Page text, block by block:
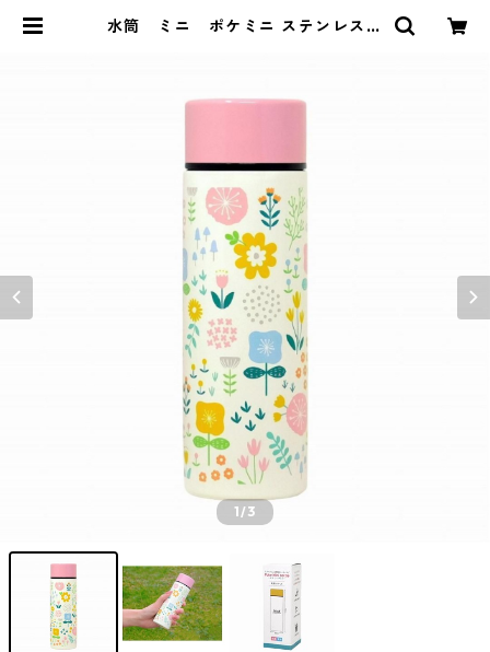
水筒 ミニ ポケミニ ステンレスボ
1/3